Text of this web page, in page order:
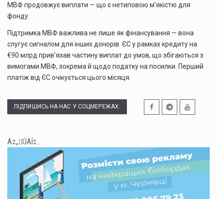
МВФ продовжує виплати — що є нетиповою м’якістю для
фонду.
Підтримка МВФ важлива не лише як фінансування — вона
слугує сигналом для інших донорів. ЄС у рамках кредиту на
€90 млрд прив’язав частину виплат до умов, що збігаються з
вимогами МВФ, зокрема й щодо податку на посилки. Перший
платіж від ЄС очікується цього місяця.
ПІДПИШИСЬ НА НАС У СОЦМЕРЕЖАХ:
Á‡„ÛÁÍ‡...